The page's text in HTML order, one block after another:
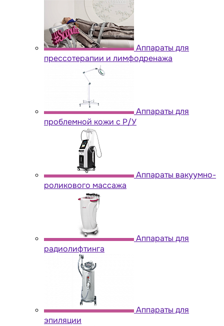
Аппараты для
прессотерапии и лимфодренажа
Аппараты для
проблемной кожи с Р/У
Аппараты вакуумно-
роликового массажа
Аппараты для
радиолифтинга
Аппараты для
эпиляции